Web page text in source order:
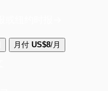
月付 US$8/月